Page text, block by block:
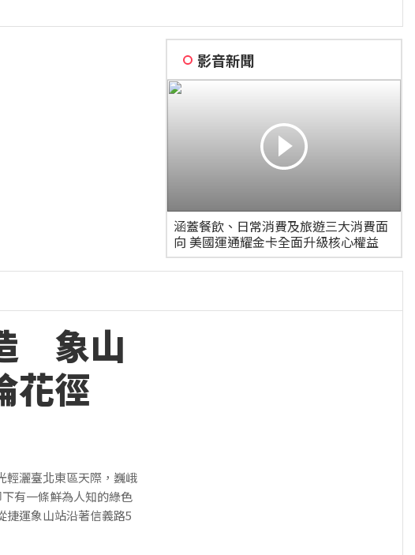
影音新聞
涵蓋餐飲、日常消費及旅遊三大消費面
向 美國運通耀金卡全面升級核心權益
象山
花徑
輕灑臺北東區天際，巍峨
有一條鮮為人知的綠色
捷運象山站沿著信義路5